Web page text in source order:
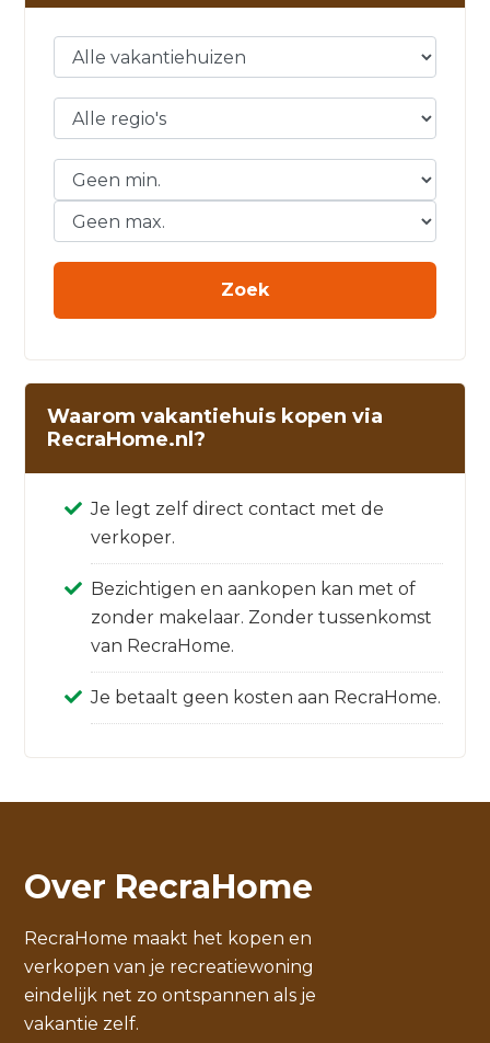
Waarom vakantiehuis kopen via
RecraHome.nl?
Je legt zelf direct contact met de
verkoper.
Bezichtigen en aankopen kan met of
zonder makelaar. Zonder tussenkomst
van RecraHome.
Je betaalt geen kosten aan RecraHome.
Over RecraHome
RecraHome maakt het kopen en
verkopen van je recreatiewoning
eindelijk net zo ontspannen als je
vakantie zelf.